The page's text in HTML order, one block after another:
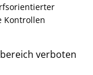
Kontrollen
verboten